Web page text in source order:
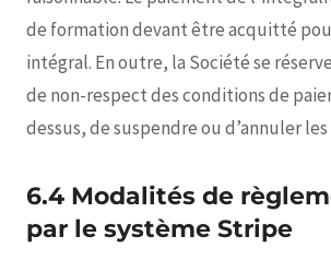
de formation devant être acquitté
intégral. En outre, la Société se
de non-respect des conditions de
dessus, de suspendre ou d’annuler
6.4 Modalités de
par le système Stripe